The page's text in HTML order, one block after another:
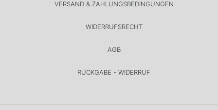
VERSAND & ZAHLUNGSBEDINGUNGEN
WIDERRUFSRECHT
AGB
RÜCKGABE - WIDERRUF